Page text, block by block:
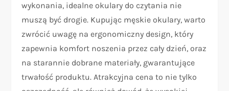
wykonania, idealne okulary do czytania nie
muszą być drogie. Kupując męskie okulary, warto
zwrócić uwagę na ergonomiczny design, który
zapewnia komfort noszenia przez cały dzień, oraz
na starannie dobrane materiały, gwarantujące
trwałość produktu. Atrakcyjna cena to nie tylko